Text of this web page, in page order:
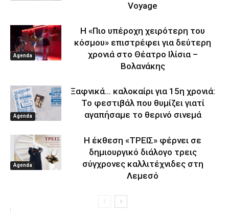
Voyage
Agenda
Η «Πιο υπέροχη χειρότερη του
κόσμου» επιστρέφει για δεύτερη
χρονιά στο Θέατρο Ιλίσια –
Βολανάκης
Agenda
Ξαφνικά… καλοκαίρι για 15η χρονιά:
Το φεστιβάλ που θυμίζει γιατί
αγαπήσαμε το θερινό σινεμά
Agenda
Η έκθεση «ΤΡΕΙΣ» φέρνει σε
δημιουργικό διάλογο τρεις
σύγχρονες καλλιτέχνιδες στη
Λεμεσό